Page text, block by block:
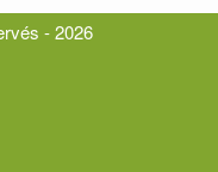
- 2026